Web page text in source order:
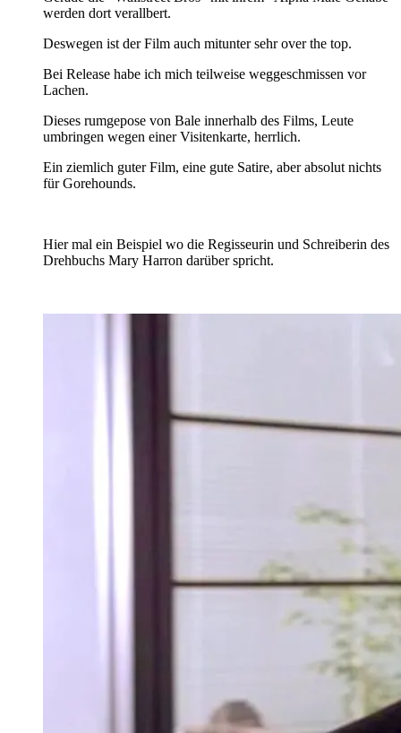
werden dort verallbert.
Deswegen ist der Film auch mitunter sehr over the top.
Bei Release habe ich mich teilweise weggeschmissen vor
Lachen.
Dieses rumgepose von Bale innerhalb des Films, Leute
umbringen wegen einer Visitenkarte, herrlich.
Ein ziemlich guter Film, eine gute Satire, aber absolut nichts
für Gorehounds.
Hier mal ein Beispiel wo die Regisseurin und Schreiberin des
Drehbuchs Mary Harron darüber spricht.